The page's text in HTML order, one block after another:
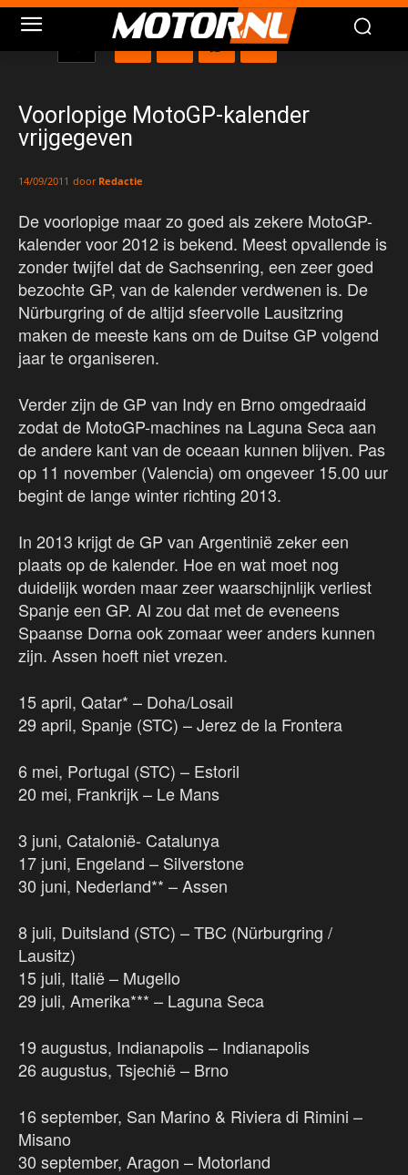
Voorlopige MotoGP-kalender
vrijgegeven
14/09/2011 door Redactie
De voorlopige maar zo goed als zekere MotoGP-
kalender voor 2012 is bekend. Meest opvallende is
zonder twijfel dat de Sachsenring, een zeer goed
bezochte GP, van de kalender verdwenen is. De
Nürburgring of de altijd sfeervolle Lausitzring
maken de meeste kans om de Duitse GP volgend
jaar te organiseren.
Verder zijn de GP van Indy en Brno omgedraaid
zodat de MotoGP-machines na Laguna Seca aan
de andere kant van de oceaan kunnen blijven. Pas
op 11 november (Valencia) om ongeveer 15.00 uur
begint de lange winter richting 2013.
In 2013 krijgt de GP van Argentinië zeker een
plaats op de kalender. Hoe en wat moet nog
duidelijk worden maar zeer waarschijnlijk verliest
Spanje een GP. Al zou dat met de eveneens
Spaanse Dorna ook zomaar weer anders kunnen
zijn. Assen hoeft niet vrezen.
15 april, Qatar* – Doha/Losail
29 april, Spanje (STC) – Jerez de la Frontera
6 mei, Portugal (STC) – Estoril
20 mei, Frankrijk – Le Mans
3 juni, Catalonië- Catalunya
17 juni, Engeland – Silverstone
30 juni, Nederland** – Assen
8 juli, Duitsland (STC) – TBC (Nürburgring /
Lausitz)
15 juli, Italië – Mugello
29 juli, Amerika*** – Laguna Seca
19 augustus, Indianapolis – Indianapolis
26 augustus, Tsjechië – Brno
16 september, San Marino & Riviera di Rimini –
Misano
30 september, Aragon – Motorland